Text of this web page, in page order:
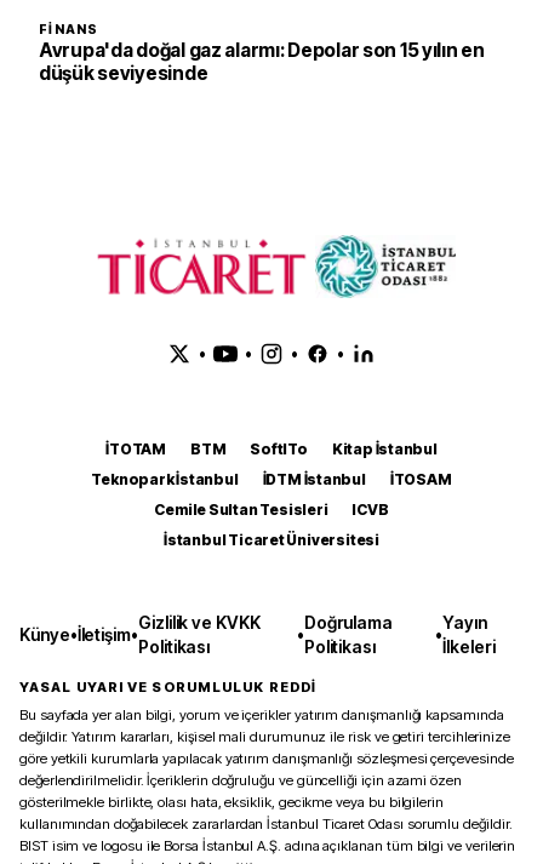
FINANS
Avrupa'da doğal gaz alarmı: Depolar son 15 yılın en
düşük seviyesinde
• • • •
İTOTAM BTM SoftITo
Kitap İstanbul
Teknopark İstanbul
İDTM İstanbul
İTOSAM
Cemile Sultan Tesisleri
ICVB
İstanbul Ticaret Üniversitesi
Künye•İletişim•
Gizlilik ve KVKK
Politikası
•
Doğrulama
Politikası
•
Yayın
İlkeleri
YASAL UYARI VE SORUMLULUK REDDİ
Bu sayfada yer alan bilgi, yorum ve içerikler yatırım danışmanlığı kapsamında
değildir. Yatırım kararları, kişisel mali durumunuz ile risk ve getiri tercihlerinize
göre yetkili kurumlarla yapılacak yatırım danışmanlığı sözleşmesi çerçevesinde
değerlendirilmelidir. İçeriklerin doğruluğu ve güncelliği için azami özen
gösterilmekle birlikte, olası hata, eksiklik, gecikme veya bu bilgilerin
kullanımından doğabilecek zararlardan İstanbul Ticaret Odası sorumlu değildir.
BIST isim ve logosu ile Borsa İstanbul A.Ş. adına açıklanan tüm bilgi ve verilerin